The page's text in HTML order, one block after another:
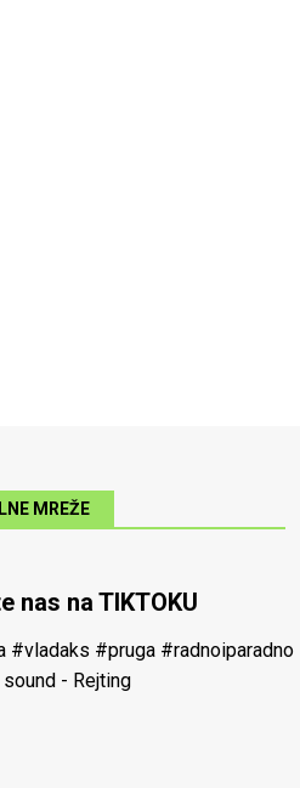
MREŽE
nas na TIKTOKU
#vladaks #pruga #radnoiparadno
- Rejting